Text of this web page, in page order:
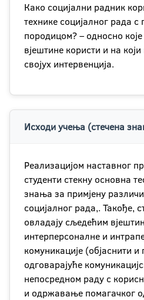
Како социјални радник
технике социјалног рада с
породицом? – односно
вјештине користи и на
својух интервенција.
Исходи учења (стечена
Реализацијом наставног
студенти стекну основна
знања за примјену
социјалног рада,. Такође,
овладају сљедећим
интерперсоналне и
комуникације (објаснити и
одговарајуће
непосредном раду с
и одржавање помагачког